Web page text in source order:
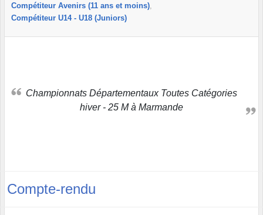
Compétiteur Avenirs (11 ans et moins)
Compétiteur U14 - U18 (Juniors)
Championnats Départementaux Toutes Catégories
hiver - 25 M à Marmande
Compte-rendu